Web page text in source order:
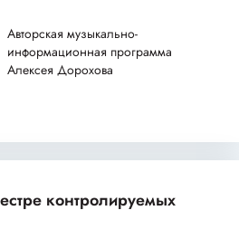
Авторская музыкально-
информационная программа
Алексея Дорохова
контролируемых